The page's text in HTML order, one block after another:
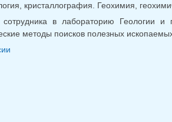
кристаллография. Геохимия,
сотрудника в лабораторию Геологии
методы поисков полезных